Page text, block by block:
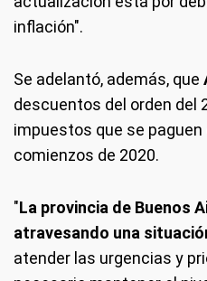
inflación".
Se adelantó, además, que
descuentos del orden del
impuestos que se paguen
comienzos de 2020.
"La provincia de Buenos
atravesando una
atender las urgencias y